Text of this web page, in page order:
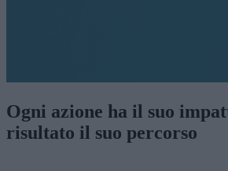
Ogni azione ha il suo
risultato il suo percorso